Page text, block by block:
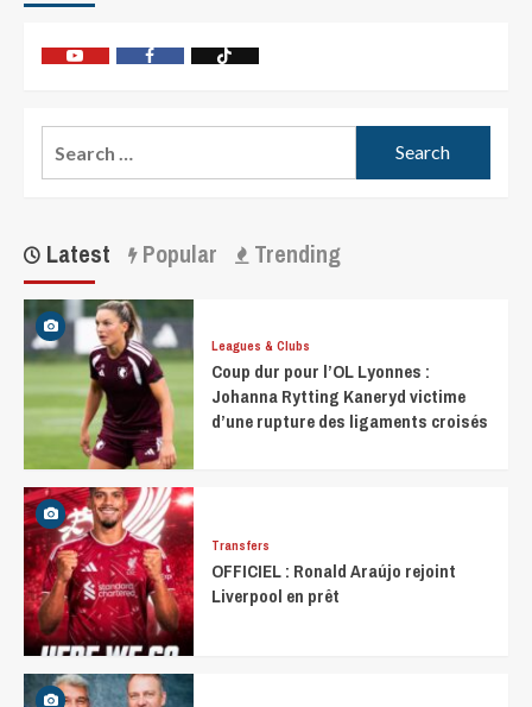
Latest Popular Trending
Leagues & Clubs
Coup dur pour l’OL Lyonnes :
Johanna Rytting Kaneryd victime
d’une rupture des ligaments croisés
Transfers
OFFICIEL : Ronald Araújo rejoint
Liverpool en prêt